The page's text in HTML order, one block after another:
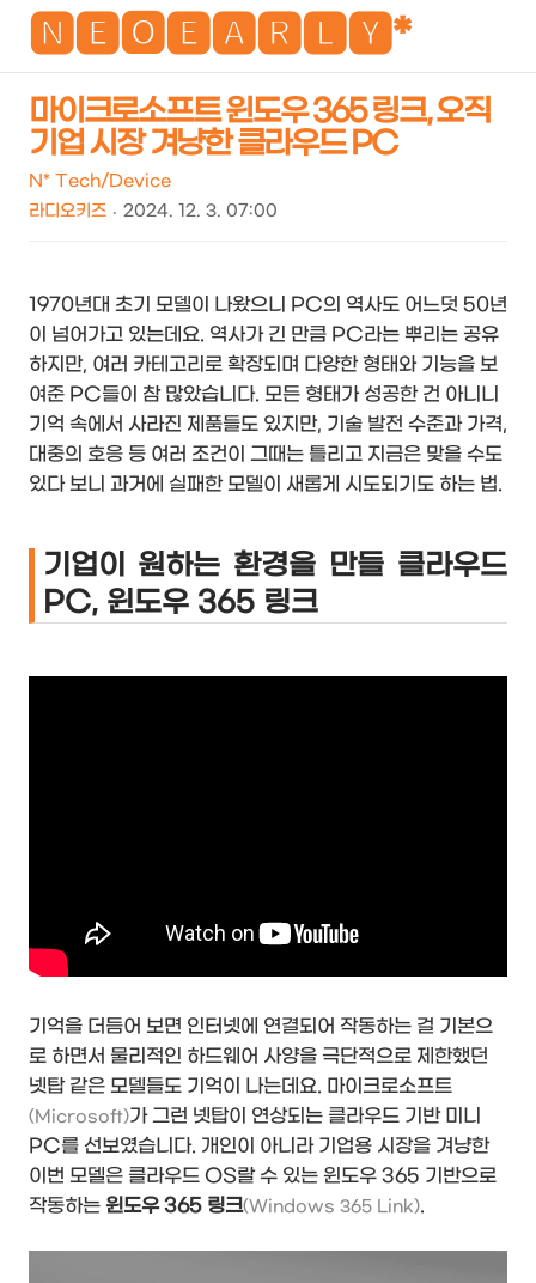
🅽🅴🅾🅴🅰🆁🅻🆈*
마이크로소프트 윈도우 365 링크, 오직
기업 시장 겨냥한 클라우드 PC
N* Tech/Device
라디오키즈
2024. 12. 3. 07:00
1970년대 초기 모델이 나왔으니 PC의 역사도 어느덧 50년
이 넘어가고 있는데요. 역사가 긴 만큼 PC라는 뿌리는 공유
하지만, 여러 카테고리로 확장되며 다양한 형태와 기능을 보
여준 PC들이 참 많았습니다. 모든 형태가 성공한 건 아니니
기억 속에서 사라진 제품들도 있지만, 기술 발전 수준과 가격,
대중의 호응 등 여러 조건이 그때는 틀리고 지금은 맞을 수도
있다 보니 과거에 실패한 모델이 새롭게 시도되기도 하는 법.
기업이 원하는 환경을 만들 클라우드
PC, 윈도우 365 링크
기억을 더듬어 보면 인터넷에 연결되어 작동하는 걸 기본으
로 하면서 물리적인 하드웨어 사양을 극단적으로 제한했던
넷탑 같은 모델들도 기억이 나는데요. 마이크로소프트
(Microsoft)가 그런 넷탑이 연상되는 클라우드 기반 미니
PC를 선보였습니다. 개인이 아니라 기업용 시장을 겨냥한
이번 모델은 클라우드 OS랄 수 있는 윈도우 365 기반으로
작동하는 윈도우 365 링크(Windows 365 Link).